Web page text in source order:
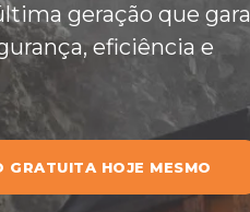
geração que
eficiência e
GRATUITA HOJE MESMO